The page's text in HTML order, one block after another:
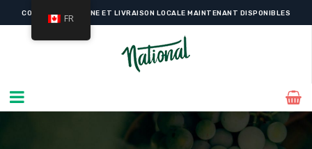
COMMANDE EN LIGNE ET LIVRAISON LOCALE MAINTENANT DISPONIBLES
FR